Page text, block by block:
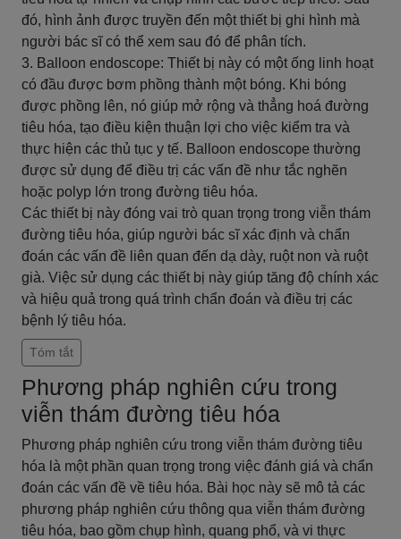
đó, hình ảnh được truyền đến một thiết bị ghi hình mà
người bác sĩ có thể xem sau đó để phân tích.
3. Balloon endoscope: Thiết bị này có một ống linh hoạt
có đầu được bơm phồng thành một bóng. Khi bóng
được phồng lên, nó giúp mở rộng và thẳng hoá đường
tiêu hóa, tạo điều kiện thuận lợi cho việc kiểm tra và
thực hiện các thủ tục y tế. Balloon endoscope thường
được sử dụng để điều trị các vấn đề như tắc nghẽn
hoặc polyp lớn trong đường tiêu hóa.
Các thiết bị này đóng vai trò quan trọng trong viễn thám
đường tiêu hóa, giúp người bác sĩ xác định và chẩn
đoán các vấn đề liên quan đến dạ dày, ruột non và ruột
già. Việc sử dụng các thiết bị này giúp tăng độ chính xác
và hiệu quả trong quá trình chẩn đoán và điều trị các
bệnh lý tiêu hóa.
Tóm tắt
Phương pháp nghiên cứu trong
viễn thám đường tiêu hóa
Phương pháp nghiên cứu trong viễn thám đường tiêu
hóa là một phần quan trọng trong việc đánh giá và chẩn
đoán các vấn đề về tiêu hóa. Bài học này sẽ mô tả các
phương pháp nghiên cứu thông qua viễn thám đường
tiêu hóa, bao gồm chụp hình, quang phổ, và vi thực